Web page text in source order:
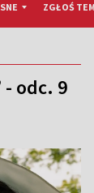
ZGŁOŚ
- odc. 9